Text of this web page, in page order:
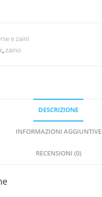
e zaini
,zaino
DESCRIZIONE
INFORMAZIONI AGGIUNTIVE
RECENSIONI (0)